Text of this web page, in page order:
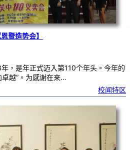
暨造势会】
，是年正式迈入第110个年头。今年的
越”。为感谢在来…
校闻特区